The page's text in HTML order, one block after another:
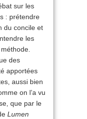
sur les
: prétendre
du concile et
les
des
apportées
aussi bien
on l’a vu
que par le
Lumen